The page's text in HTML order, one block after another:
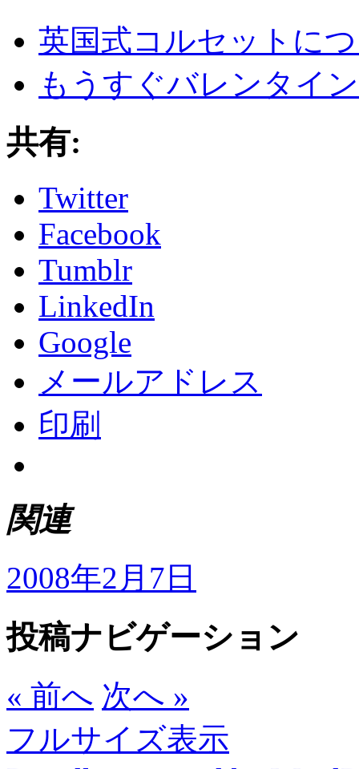
英国式コルセットに
もうすぐバレンタイン
共有:
Twitter
Facebook
Tumblr
LinkedIn
Google
メールアドレス
印刷
関連
2008年2月7日
投稿ナビゲーション
« 前へ 次へ »
フルサイズ表示